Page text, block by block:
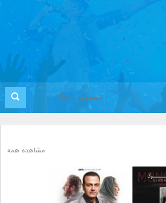
مشاهده همه